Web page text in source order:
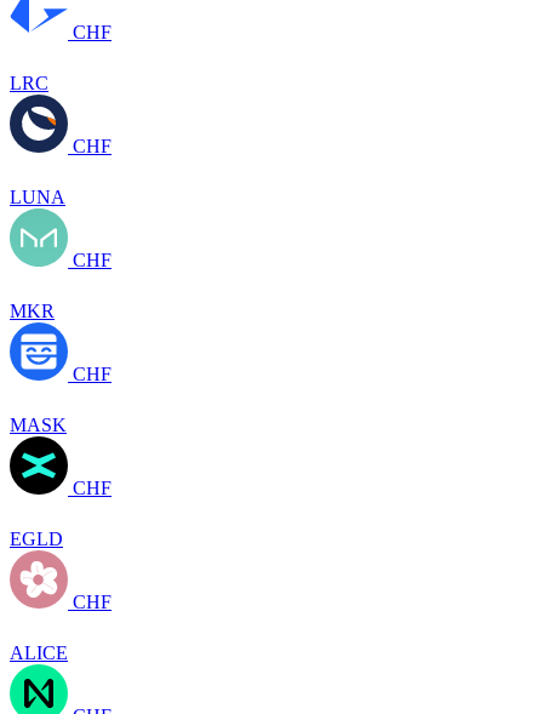
CHF
LRC
CHF
LUNA
CHF
MKR
CHF
MASK
CHF
EGLD
CHF
ALICE